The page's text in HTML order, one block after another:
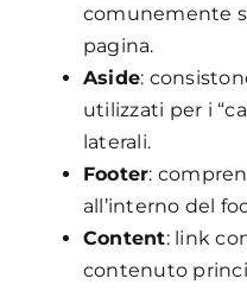
comunemente
pagina.
Aside:
utilizzati per i
laterali.
Footer:
all’interno del
Content: link
contenuto